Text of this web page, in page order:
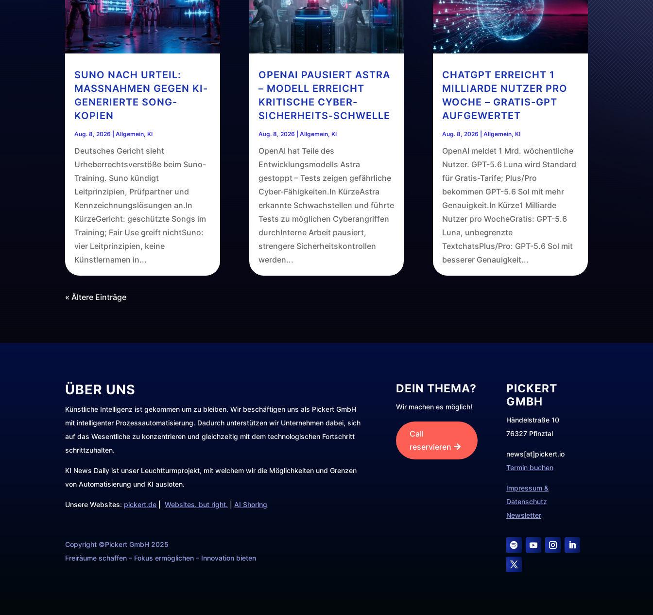
SUNO NACH URTEIL:
MASSNAHMEN GEGEN KI-G
ENERIERTE SONG-K
OPIEN
Aug. 8, 2026 |Allgemein,KI
Deutsches Gericht sieht
Urheberrechtsverstöße beim Suno-
Training. Suno kündigt
Leitprinzipien, Prüfpartner und
Kennzeichnungslösungen an.In
KürzeGericht: geschützte Songs im
Training; Fair Use greift nichtSuno:
vier Leitprinzipien, keine
Künstlernamen in...
OPENAI PAUSIERT ASTRA
– MODELL ERREICHT
KRITISCHE CYBER-
SICHERHEITS-SCHWELLE
Aug. 8, 2026 Allgemein, KI
OpenAI hat Teile des
Entwicklungsmodells Astra
gestoppt – Tests zeigen gefährliche
Cyber-Fähigkeiten.In KürzeAstra
erkannte Schwachstellen und führte
Tests zu möglichen Cyberangriffen
durchInterne Arbeit pausiert,
strengere Sicherheitskontrollen
werden...
CHATGPT ERREICHT 1
MILLIARDE NUTZER PRO
WOCHE – GRATIS-GPT
AUFGEWERTET
Aug. 8, 2026 Allgemein, KI
OpenAI meldet 1 Mrd. wöchentliche
Nutzer. GPT-5.6 Luna wird Standard
für Gratis-Tarife; Plus/Pro
bekommen GPT-5.6 Sol mit mehr
Genauigkeit.In Kürze1 Milliarde
Nutzer pro WocheGratis: GPT-5.6
Luna, unbegrenzte
TextchatsPlus/Pro: GPT-5.6 Sol mit
besserer Genauigkeit...
« Ältere Einträge
ÜBER UNS
Künstliche Intelligenz ist gekommen um zu bleiben. Wir beschäftigen uns als Pickert GmbH
mit intelligenter Prozessautomatisierung. Dadurch unterstützen wir Unternehmen dabei, sich
auf das Wesentliche zu konzentrieren und gleichzeitig mit dem technologischen Fortschritt
schrittzuhalten.
KI News Daily ist unser Leuchtturmprojekt, mit welchem wir die Möglichkeiten und Grenzen
von Automatisierung und KI ausloten.
Unsere Websites: pickert.de |Websites. but right. |AI Shoring
DEIN THEMA?
Wir machen es möglich!
Call
reservieren
PICKERT
GMBH
Händelstraße 10
76327 Pfinztal
news[at]pickert.io
Termin buchen
Impressum &
Datenschutz
Newsletter
Copyright ©Pickert GmbH 2025
Freiräume schaffen – Fokus ermöglichen – Innovation bieten